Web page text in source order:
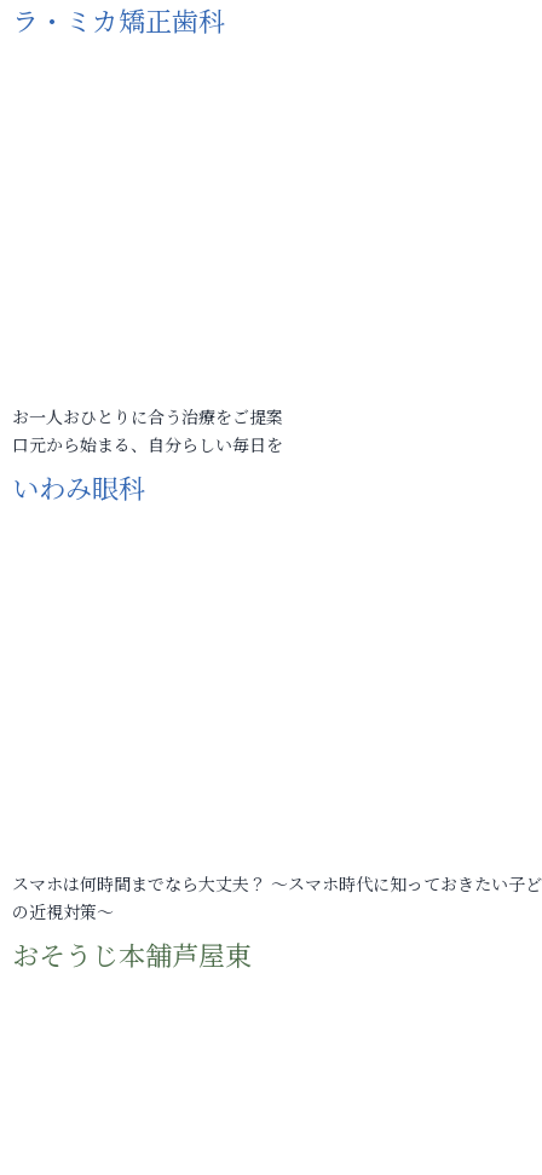
ラ・ミカ矯正歯科
お一人おひとりに合う治療をご提案
口元から始まる、自分らしい毎日を
いわみ眼科
スマホは何時間までなら大丈夫？ ～スマホ時代に知っておきたい子
の近視対策～
おそうじ本舗芦屋東